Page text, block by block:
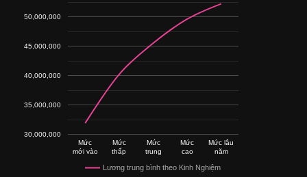
Lương trung bình theo Kinh Nghiệm
Mức
mới vào
Mức
thấp
Mức
trung
Mức
cao
Mức lâu
năm
30,000,000
35,000,000
40,000,000
45,000,000
50,000,000